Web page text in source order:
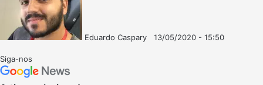
Eduardo Caspary
13/05/2020 - 15:50
Siga-nos